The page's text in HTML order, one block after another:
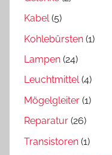
Kabel(5)
Kohlebürsten (1)
Lampen (24)
Leuchtmittel(4)
Mögelgleiter (1)
Reparatur (26)
Transistoren (1)